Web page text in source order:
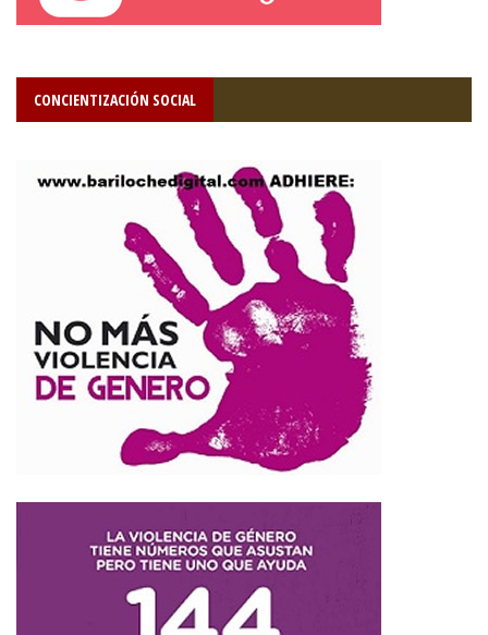
CONCIENTIZACIÓN SOCIAL